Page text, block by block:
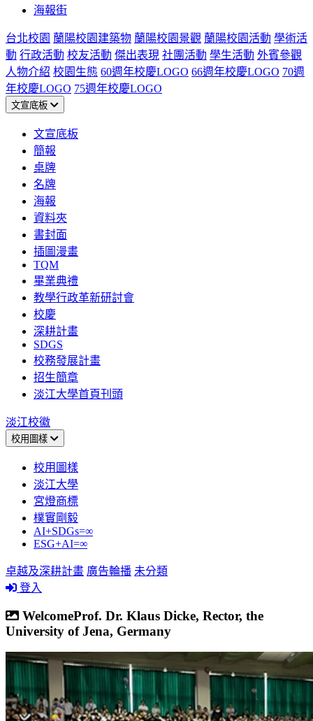
海報街
台北校園 蘭陽校園建築物 蘭陽校園景觀 蘭陽校園活動 學術活
動 行政活動 校友活動 傑出表現 社團活動 學生活動 外賓參觀
人物介紹 校園生態 60週年校慶LOGO 66週年校慶LOGO 70週
年校慶LOGO 75週年校慶LOGO
文宣底板
文宣底板
簡報
桌牌
名牌
海報
資料夾
書封面
插圖漫畫
TQM
畢業典禮
教學行政革新研討會
校慶
深耕計畫
SDGS
校務發展計畫
招生簡章
淡江大學首頁刊頭
淡江校徽
校用圖樣
校用圖樣
淡江大學
宮燈商標
樸實剛毅
AI+SDGs=∞
ESG+AI=∞
卓越及深耕計畫 廣告輪播 未分類
登入
WelcomeProf. Dr. Klaus Dicke, Rector, the
University of Jena, Germany